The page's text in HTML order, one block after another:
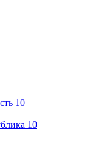
10
10